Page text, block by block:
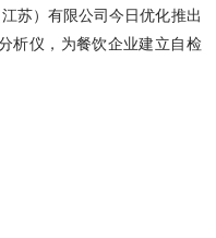
苏）有限公司今日优化推出
析仪，为餐饮企业建立自检